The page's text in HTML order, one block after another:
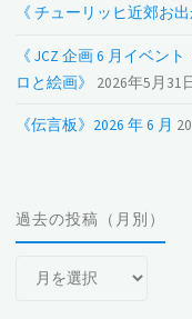
《 チューリッヒ近郊お
《 JCZ 企画 6 月イベン
ロと絵画》
2026年5月31
《伝言板》2026 年 6 月
過去の投稿（月別）